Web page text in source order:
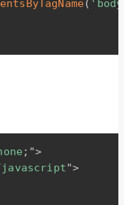
(
; ">
">